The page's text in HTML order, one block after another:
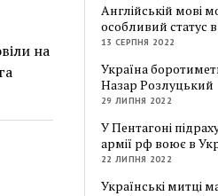
на
Англійській мові
особливий статус в
13 СЕРПНЯ 2022
Україна
Назар Розлуцький
29 ЛИПНЯ 2022
У Пентагоні
армії рф воює в
22 ЛИПНЯ 2022
Українські митці